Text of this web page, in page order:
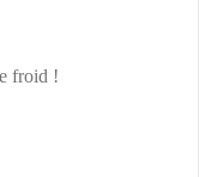
froid !